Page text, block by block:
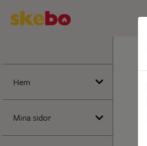
Hem
Mina sidor